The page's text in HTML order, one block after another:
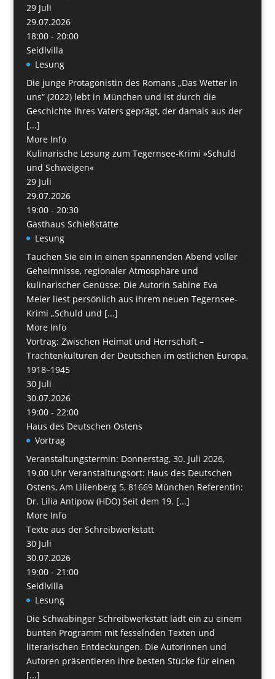
29 Juli
29.07.2026
18:00 - 20:00
Seidlvilla
Lesung
Die junge Protagonistin des Romans „Das Wetter in
uns“ (2022) lebt in München und ist durch die
Geschichte ihres Vaters geprägt, der damals aus der
[...]
More Info
Kulinarische Lesung zum Tegernsee-Krimi »Schuld
und Schweigen«
29 Juli
29.07.2026
19:00 - 20:30
Gasthaus Schießstätte
Lesung
Tauchen Sie ein in einen spannenden Abend voller
Geheimnisse, regionaler Atmosphäre und
kulinarischer Genüsse: Die Autorin Sabine Eva
Meier liest persönlich aus ihrem neuen Tegernsee-
Krimi „Schuld und [...]
More Info
Vortrag: Zwischen Heimat und Herrschaft –
Trachtenkulturen der Deutschen im östlichen Europa,
1918–1945
30 Juli
30.07.2026
19:00 - 22:00
Haus des Deutschen Ostens
Vortrag
Veranstaltungstermin: Donnerstag, 30. Juli 2026,
19.00 Uhr Veranstaltungsort: Haus des Deutschen
Ostens, Am Lilienberg 5, 81669 München Referentin:
Dr. Lilia Antipow (HDO) Seit dem 19. [...]
More Info
Texte aus der Schreibwerkstatt
30 Juli
30.07.2026
19:00 - 21:00
Seidlvilla
Lesung
Die Schwabinger Schreibwerkstatt lädt ein zu einem
bunten Programm mit fesselnden Texten und
literarischen Entdeckungen. Die Autorinnen und
Autoren präsentieren ihre besten Stücke für einen
[...]